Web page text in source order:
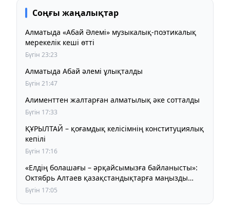
Соңғы жаңалықтар
Алматыда «Абай Әлемі» музыкалық-поэтикалық
мерекелік кеші өтті
Бүгін 23:23
Алматыда Абай әлемі ұлықталды
Бүгін 21:47
Алименттен жалтарған алматылық әке сотталды
Бүгін 17:33
ҚҰРЫЛТАЙ – қоғамдық келісімнің конституциялық
кепілі
Бүгін 17:16
«Елдің болашағы – әрқайсымызға байланысты»:
Октябрь Алтаев қазақстандықтарға маңызды
үндеу жасады
Бүгін 17:05